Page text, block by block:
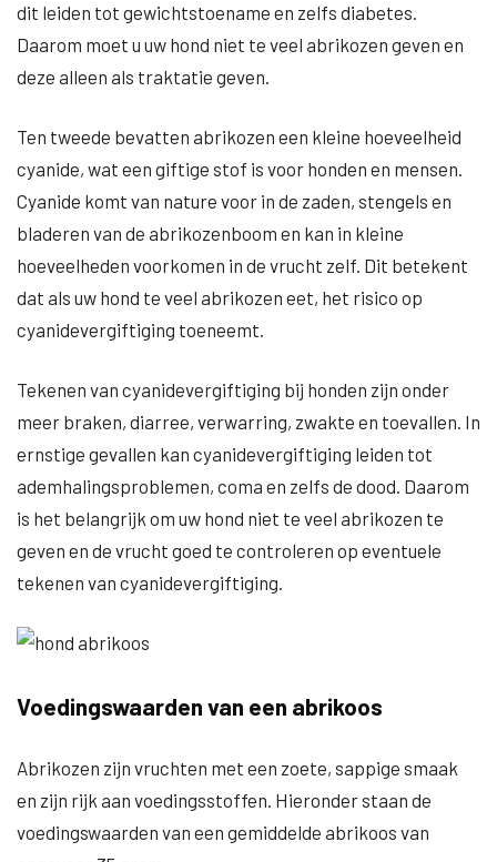
dit leiden tot gewichtstoename en zelfs diabetes.
Daarom moet u uw hond niet te veel abrikozen geven en
deze alleen als traktatie geven.
Ten tweede bevatten abrikozen een kleine hoeveelheid
cyanide, wat een giftige stof is voor honden en mensen.
Cyanide komt van nature voor in de zaden, stengels en
bladeren van de abrikozenboom en kan in kleine
hoeveelheden voorkomen in de vrucht zelf. Dit betekent
dat als uw hond te veel abrikozen eet, het risico op
cyanidevergiftiging toeneemt.
Tekenen van cyanidevergiftiging bij honden zijn onder
meer braken, diarree, verwarring, zwakte en toevallen. In
ernstige gevallen kan cyanidevergiftiging leiden tot
ademhalingsproblemen, coma en zelfs de dood. Daarom
is het belangrijk om uw hond niet te veel abrikozen te
geven en de vrucht goed te controleren op eventuele
tekenen van cyanidevergiftiging.
Voedingswaarden van een abrikoos
Abrikozen zijn vruchten met een zoete, sappige smaak
en zijn rijk aan voedingsstoffen. Hieronder staan de
voedingswaarden van een gemiddelde abrikoos van